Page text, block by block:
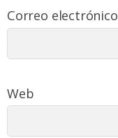
Correo electrónico
Web